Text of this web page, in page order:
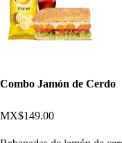
Combo Jamón de Cerdo
MX$149.00